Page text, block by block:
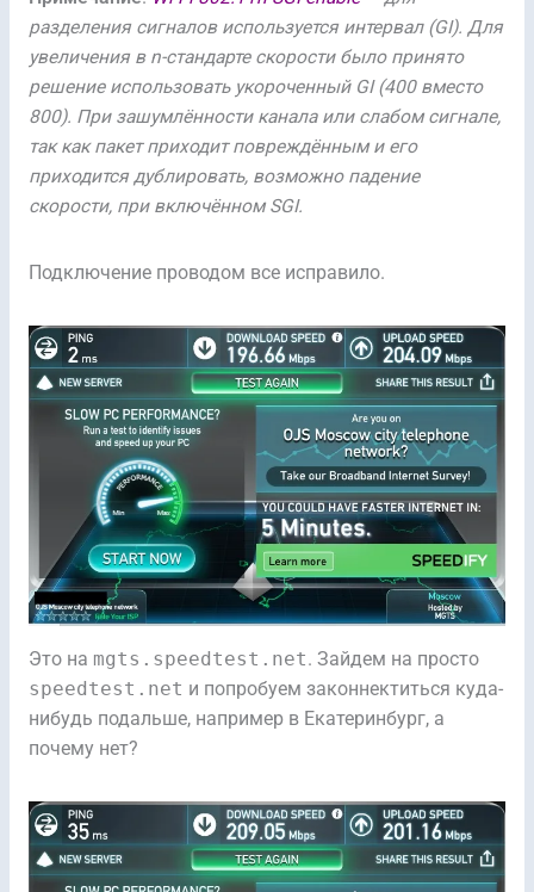
разделения сигналов используется интервал (GI). Для
увеличения в n-стандарте скорости было принято
решение использовать укороченный GI (400 вместо
800). При зашумлённости канала или слабом сигнале,
так как пакет приходит повреждённым и его
приходится дублировать, возможно падение
скорости, при включённом SGI.
Подключение проводом все исправило.
Это на mgts.speedtest.net. Зайдем на просто
speedtest.net и попробуем законнектиться куда-
нибудь подальше, например в Екатеринбург, а
почему нет?